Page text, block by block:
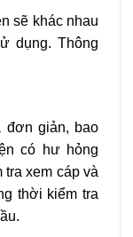
sẽ khác nhau
dụng. Thông
đơn giản, bao
có hư hỏng
tra xem cáp và
thời kiểm tra